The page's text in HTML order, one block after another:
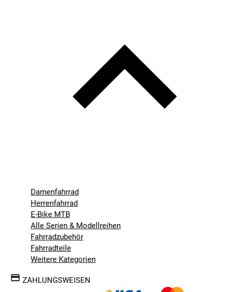
Damenfahrrad
Herrenfahrrad
E-Bike MTB
Alle Serien & Modellreihen
Fahrradzubehör
Fahrradteile
Weitere Kategorien
ZAHLUNGSWEISEN